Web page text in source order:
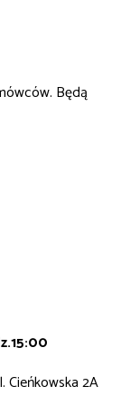
Będą
Cieńkowska 2A